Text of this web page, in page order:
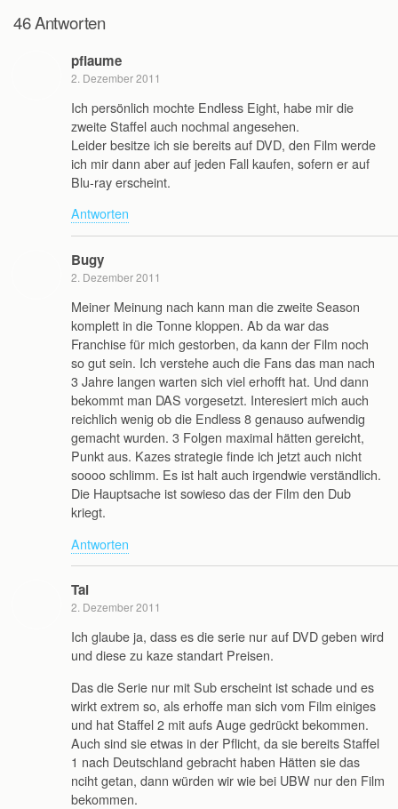
46 Antworten
pflaume
2. Dezember 2011
Ich persönlich mochte Endless Eight, habe mir die
zweite Staffel auch nochmal angesehen.
Leider besitze ich sie bereits auf DVD, den Film werde
ich mir dann aber auf jeden Fall kaufen, sofern er auf
Blu-ray erscheint.
Antworten
Bugy
2. Dezember 2011
Meiner Meinung nach kann man die zweite Season
komplett in die Tonne kloppen. Ab da war das
Franchise für mich gestorben, da kann der Film noch
so gut sein. Ich verstehe auch die Fans das man nach
3 Jahre langen warten sich viel erhofft hat. Und dann
bekommt man DAS vorgesetzt. Interesiert mich auch
reichlich wenig ob die Endless 8 genauso aufwendig
gemacht wurden. 3 Folgen maximal hätten gereicht,
Punkt aus. Kazes strategie finde ich jetzt auch nicht
soooo schlimm. Es ist halt auch irgendwie verständlich.
Die Hauptsache ist sowieso das der Film den Dub
kriegt.
Antworten
Tai
2. Dezember 2011
Ich glaube ja, dass es die serie nur auf DVD geben wird
und diese zu kaze standart Preisen.
Das die Serie nur mit Sub erscheint ist schade und es
wirkt extrem so, als erhoffe man sich vom Film einiges
und hat Staffel 2 mit aufs Auge gedrückt bekommen.
Auch sind sie etwas in der Pflicht, da sie bereits Staffel
1 nach Deutschland gebracht haben Hätten sie das
nciht getan, dann würden wir wie bei UBW nur den Film
bekommen.